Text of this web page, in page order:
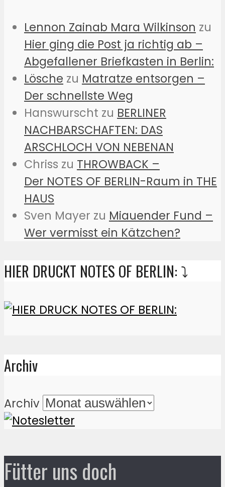
Lennon Zainab Mara Wilkinson zu
Hier ging die Post ja richtig ab –
Abgefallener Briefkasten in Berlin:
Lösche zu Matratze entsorgen –
Der schnellste Weg
Hanswurscht zu BERLINER
NACHBARSCHAFTEN: DAS
ARSCHLOCH VON NEBENAN
Chriss zu THROWBACK –
Der NOTES OF BERLIN-Raum in THE
HAUS
Sven Mayer zu Miauender Fund –
Wer vermisst ein Kätzchen?
HIER DRUCKT NOTES OF BERLIN: ⤵️
Archiv
Archiv
Fütter uns doch